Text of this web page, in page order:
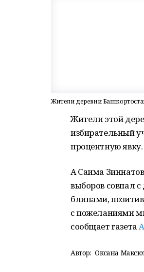
Жители деревни
Жители этой
избирательный
процентную явку.
А Саима
выборов совпал
блинами,
с пожеланиями
сообщает газета
Автор: Оксана